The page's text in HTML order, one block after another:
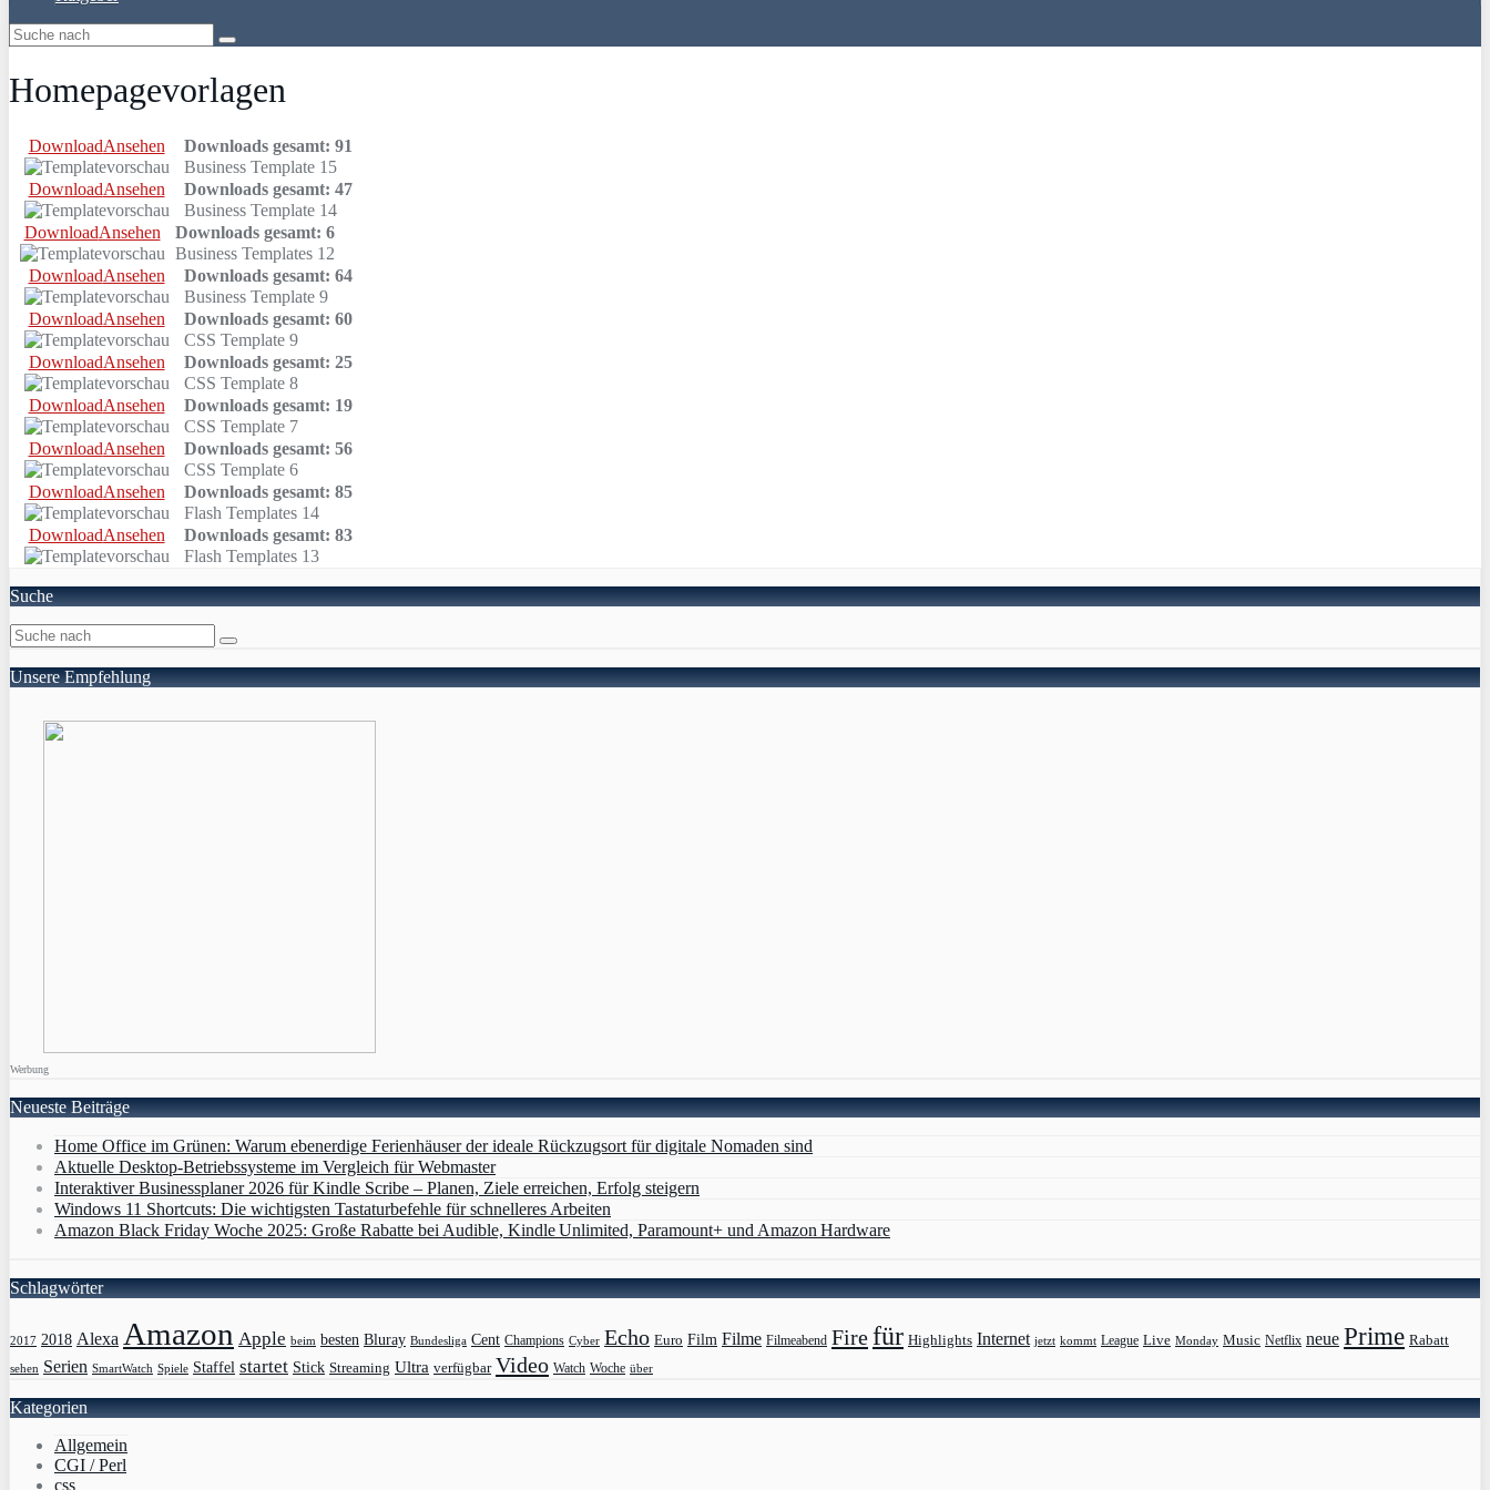
Homepagevorlagen
DownloadAnsehen
Downloads gesamt: 91
Business Template 15
DownloadAnsehen
Downloads gesamt: 47
Business Template 14
DownloadAnsehen
Downloads gesamt: 6
Business Templates 12
DownloadAnsehen
Downloads gesamt: 64
Business Template 9
DownloadAnsehen
Downloads gesamt: 60
CSS Template 9
DownloadAnsehen
Downloads gesamt: 25
CSS Template 8
DownloadAnsehen
Downloads gesamt: 19
CSS Template 7
DownloadAnsehen
Downloads gesamt: 56
CSS Template 6
DownloadAnsehen
Downloads gesamt: 85
Flash Templates 14
DownloadAnsehen
Downloads gesamt: 83
Flash Templates 13
Suche
Unsere Empfehlung
Werbung
Neueste Beiträge
Home Office im Grünen: Warum ebenerdige Ferienhäuser der ideale Rückzugsort für digitale Nomaden sind
Aktuelle Desktop-Betriebssysteme im Vergleich für Webmaster
Interaktiver Businessplaner 2026 für Kindle Scribe – Planen, Ziele erreichen, Erfolg steigern
Windows 11 Shortcuts: Die wichtigsten Tastaturbefehle für schnelleres Arbeiten
Amazon Black Friday Woche 2025: Große Rabatte bei Audible, Kindle Unlimited, Paramount+ und Amazon Hardware
Schlagwörter
2017 2018 Alexa Amazon Apple beim besten Bluray Bundesliga Cent Champions Cyber Echo Euro Film Filme Filmeabend Firefür Highlights Internet jetzt kommt League Live Monday Music Netflix neue Prime Rabatt
sehen Serien SmartWatch Spiele Staffel startet Stick Streaming Ultra verfügbar Video Watch Woche über
Kategorien
Allgemein
CGI / Perl
css